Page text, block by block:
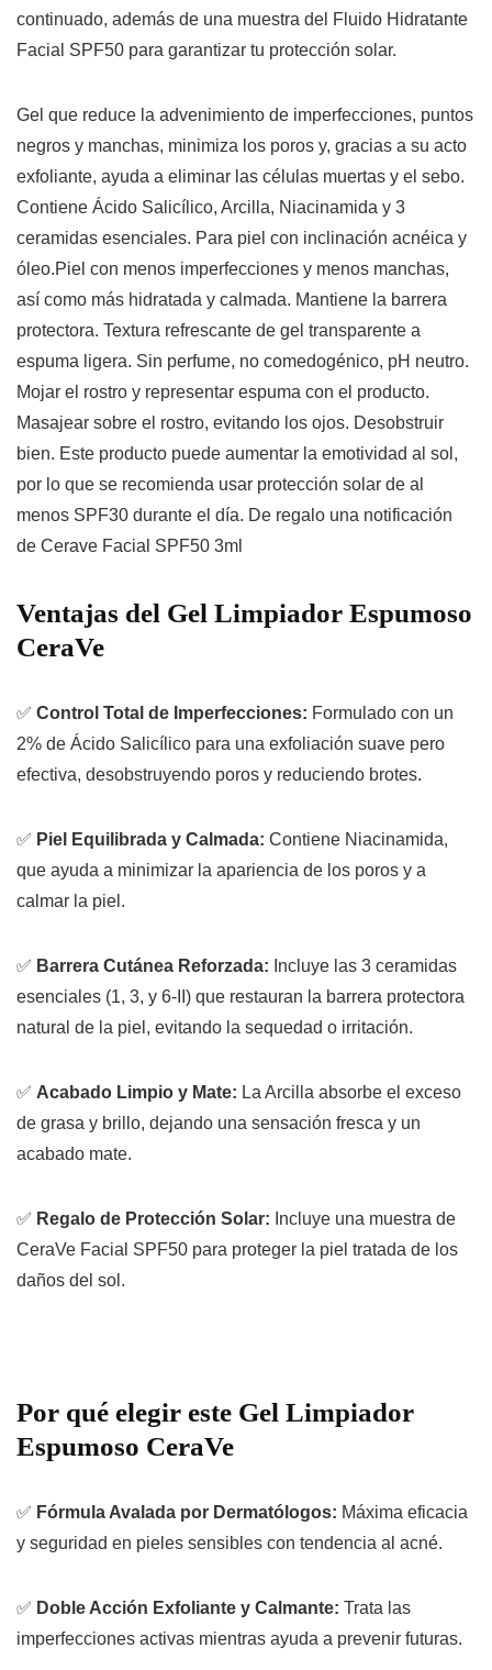
continuado, además de una muestra del Fluido Hidratante
Facial SPF50 para garantizar tu protección solar.
Gel que reduce la advenimiento de imperfecciones, puntos
negros y manchas, minimiza los poros y, gracias a su acto
exfoliante, ayuda a eliminar las células muertas y el sebo.
Contiene Ácido Salicílico, Arcilla, Niacinamida y 3
ceramidas esenciales. Para piel con inclinación acnéica y
óleo.Piel con menos imperfecciones y menos manchas,
así como más hidratada y calmada. Mantiene la barrera
protectora. Textura refrescante de gel transparente a
espuma ligera. Sin perfume, no comedogénico, pH neutro.
Mojar el rostro y representar espuma con el producto.
Masajear sobre el rostro, evitando los ojos. Desobstruir
bien. Este producto puede aumentar la emotividad al sol,
por lo que se recomienda usar protección solar de al
menos SPF30 durante el día. De regalo una notificación
de Cerave Facial SPF50 3ml
Ventajas del Gel Limpiador Espumoso
CeraVe
✅ Control Total de Imperfecciones: Formulado con un
2% de Ácido Salicílico para una exfoliación suave pero
efectiva, desobstruyendo poros y reduciendo brotes.
✅ Piel Equilibrada y Calmada: Contiene Niacinamida,
que ayuda a minimizar la apariencia de los poros y a
calmar la piel.
✅ Barrera Cutánea Reforzada: Incluye las 3 ceramidas
esenciales (1, 3, y 6-II) que restauran la barrera protectora
natural de la piel, evitando la sequedad o irritación.
✅ Acabado Limpio y Mate: La Arcilla absorbe el exceso
de grasa y brillo, dejando una sensación fresca y un
acabado mate.
✅ Regalo de Protección Solar: Incluye una muestra de
CeraVe Facial SPF50 para proteger la piel tratada de los
daños del sol.
Por qué elegir este Gel Limpiador
Espumoso CeraVe
✅ Fórmula Avalada por Dermatólogos: Máxima eficacia
y seguridad en pieles sensibles con tendencia al acné.
✅ Doble Acción Exfoliante y Calmante: Trata las
imperfecciones activas mientras ayuda a prevenir futuras.